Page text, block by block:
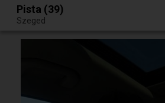
Egy jó randiból bármi lehet.
Pista (39)
Szeged